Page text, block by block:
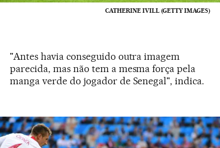
CATHERINE IVILL (GETTY IMAGES)
"Antes havia conseguido outra imagem
parecida, mas não tem a mesma força pela
manga verde do jogador de Senegal", indica.